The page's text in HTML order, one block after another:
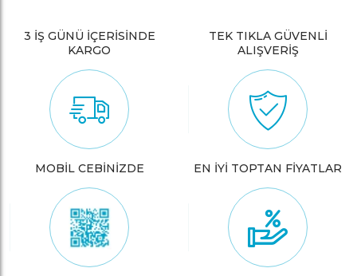
3 İŞ GÜNÜ İÇERİSİNDE
KARGO
TEK TIKLA GÜVENLİ
ALIŞVERİŞ
MOBİL CEBİNİZDE EN İYİ TOPTAN FİYATLAR